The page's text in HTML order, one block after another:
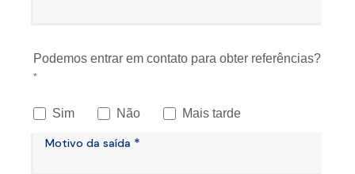
Podemos entrar em contato para obter referências?
*
Sim Não Mais tarde
Motivo da saída *